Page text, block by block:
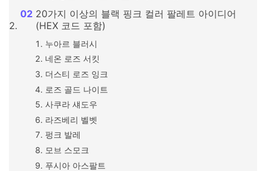
20가지 이상의 블랙 핑크 컬러 팔레트 아이디어
(HEX 코드 포함)
누아르 블러시
네온 로즈 서킷
더스티 로즈 잉크
로즈 골드 나이트
사쿠라 섀도우
라즈베리 벨벳
펑크 발레
모브 스모크
푸시아 아스팔트